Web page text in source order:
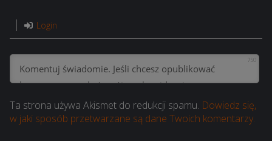
Login
750
Ta strona używa Akismet do redukcji spamu. Dowiedz się,
w jaki sposób przetwarzane są dane Twoich komentarzy.